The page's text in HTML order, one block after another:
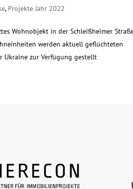
, Projekte Jahr 2022
Wohnobjekt in der Schleißheimer
werden aktuell geflüchteten
Ukraine zur Verfügung gestellt